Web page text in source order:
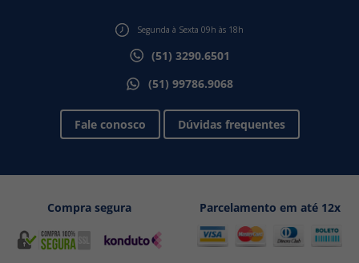
Segunda à Sexta 09h às 18h
(51) 3290.6501
(51) 99786.9068
Fale conosco Dúvidas frequentes
Compra segura Parcelamento em até 12x